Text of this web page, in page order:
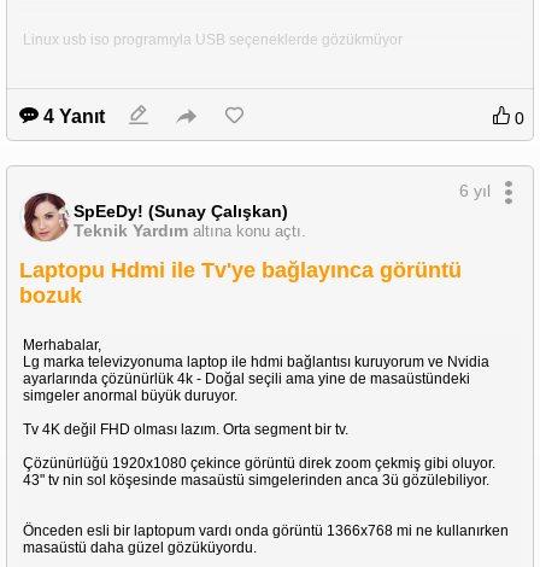
Linux usb iso programıyla USB seçeneklerde gözükmüyor
4 Yanıt 0
SpEeDy! (Sunay Çalışkan)
Teknik Yardım altına konu açtı.
6 yıl
Laptopu Hdmi ile Tv'ye bağlayınca görüntü
bozuk
Merhabalar,
Lg marka televizyonuma laptop ile hdmi bağlantısı kuruyorum ve Nvidia
ayarlarında çözünürlük 4k - Doğal seçili ama yine de masaüstündeki
simgeler anormal büyük duruyor.
Tv 4K değil FHD olması lazım. Orta segment bir tv.
Çözünürlüğü 1920x1080 çekince görüntü direk zoom çekmiş gibi oluyor.
43" tv nin sol köşesinde masaüstü simgelerinden anca 3ü gözülebiliyor.
Önceden esli bir laptopum vardı onda görüntü 1366x768 mi ne kullanırken
masaüstü daha güzel gözüküyordu.